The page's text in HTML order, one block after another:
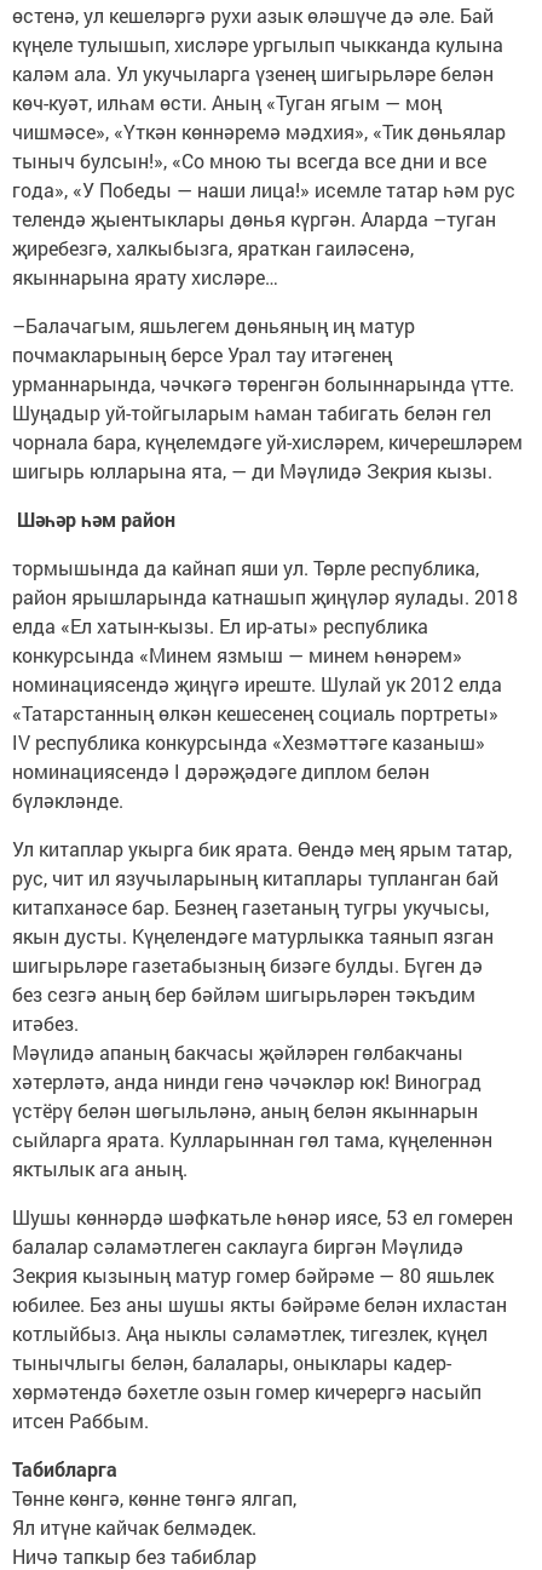
өстенә, ул кешеләргә рухи азык өләшүче дә әле. Бай
күңеле тулышып, хисләре ургылып чыкканда кулына
каләм ала. Ул укучыларга үзенең шигырьләре белән
көч-куәт, илһам өсти. Аның «Туган ягым — моң
чишмәсе», «Үткән көннәремә мәдхия», «Тик дөньялар
тыныч булсын!», «Со мною ты всегда все дни и все
года», «У Победы — наши лица!» исемле татар һәм рус
телендә җыентыклары дөнья күргән. Аларда –туган
җиребезгә, халкыбызга, яраткан гаиләсенә,
якыннарына ярату хисләре…
–Балачагым, яшьлегем дөньяның иң матур
почмакларының берсе Урал тау итәгенең
урманнарында, чәчкәгә төренгән болыннарында үтте.
Шуңадыр уй-тойгыларым һаман табигать белән гел
чорнала бара, күңелемдәге уй-хисләрем, кичерешләрем
шигырь юлларына ята, — ди Мәүлидә Зекрия кызы.
Шәһәр һәм район
тормышында да кайнап яши ул. Төрле республика,
район ярышларында катнашып җиңүләр яулады. 2018
елда «Ел хатын-кызы. Ел ир-аты» республика
конкурсында «Минем язмыш — минем һөнәрем»
номинациясендә җиңүгә иреште. Шулай ук 2012 елда
«Татарстанның өлкән кешесенең социаль портреты»
IV республика конкурсында «Хезмәттәге казаныш»
номинациясендә I дәрәҗәдәге диплом белән
бүләкләнде.
Ул китаплар укырга бик ярата. Өендә мең ярым татар,
рус, чит ил язучы­ларының китаплары тупланган бай
китапханәсе бар. Безнең газетаның туг­ры укучысы,
якын дусты. Күңелендәге матурлыкка таянып язган
шигырьләре газетабызның бизә­ге булды. Бүген дә
без сезгә аның бер бәйләм шигырьләрен тәкъдим
итәбез.
Мәүлидә апаның бакчасы җәйләрен гөлбакчаны
хәтерләтә, анда нинди генә чәчәкләр юк! Виноград
үстёрү белән шөгыльләнә, аның белән якыннарын
сыйларга ярата. Кулларыннан гөл тама, күңеленнән
яктылык ага аның.
Шушы көннәрдә шәфкатьле һөнәр иясе, 53 ел гомерен
балалар сәламәтлеген саклауга биргән Мәүлидә
Зекрия кызының матур гомер бәйрәме — 80 яшьлек
юбилее. Без аны шушы якты бәйрәме белән ихластан
котлыйбыз. Аңа нык­лы сәламәтлек, тигезлек, күңел
тынычлыгы белән, балалары, оныклары кадер-
хөрмәтендә бәхетле озын гомер кичерергә насыйп
итсен Раббым.
Табибларга
Төнне көнгә, көнне төнгә ялгап,
Ял итүне кайчак белмәдек.
Ничә тапкыр без табиблар